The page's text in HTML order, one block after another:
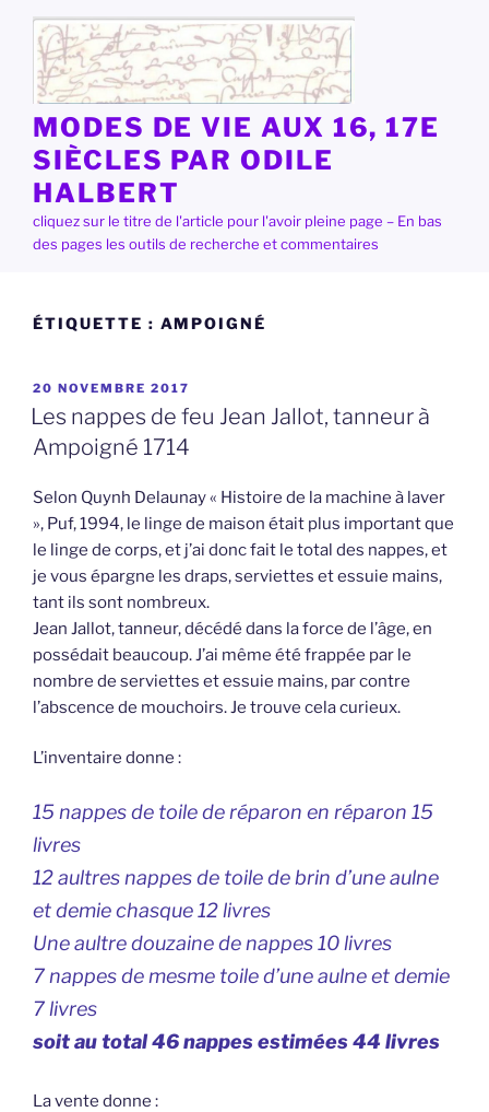
contenu
principal
MODES DE VIE AUX 16, 17E
SIÈCLES PAR ODILE
HALBERT
cliquez sur le titre de l'article pour l'avoir pleine page – En bas
des pages les outils de recherche et commentaires
ÉTIQUETTE : AMPOIGNÉ
PUBLIÉ
LE
20 NOVEMBRE 2017
Les nappes de feu Jean Jallot, tanneur à
Ampoigné 1714
Selon Quynh Delaunay « Histoire de la machine à laver
», Puf, 1994, le linge de maison était plus important que
le linge de corps, et j’ai donc fait le total des nappes, et
je vous épargne les draps, serviettes et essuie mains,
tant ils sont nombreux.
Jean Jallot, tanneur, décédé dans la force de l’âge, en
possédait beaucoup. J’ai même été frappée par le
nombre de serviettes et essuie mains, par contre
l’abscence de mouchoirs. Je trouve cela curieux.
L’inventaire donne :
15 nappes de toile de réparon en réparon 15
livres
12 aultres nappes de toile de brin d’une aulne
et demie chasque 12 livres
Une aultre douzaine de nappes 10 livres
7 nappes de mesme toile d’une aulne et demie
7 livres
soit au total 46 nappes estimées 44 livres
La vente donne :